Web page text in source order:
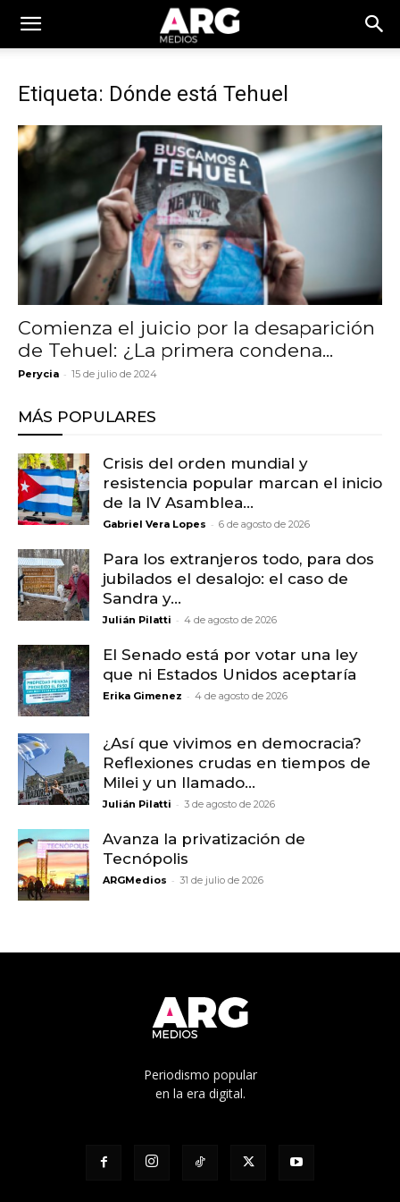
Etiqueta: Dónde está Tehuel
Comienza el juicio por la desaparición
de Tehuel: ¿La primera condena...
Perycia - 15 de julio de 2024
MÁS POPULARES
Crisis del orden mundial y
resistencia popular marcan el inicio
de la IV Asamblea...
Gabriel Vera Lopes - 6 de agosto de 2026
Para los extranjeros todo, para dos
jubilados el desalojo: el caso de
Sandra y...
Julián Pilatti - 4 de agosto de 2026
El Senado está por votar una ley
que ni Estados Unidos aceptaría
Erika Gimenez - 4 de agosto de 2026
¿Así que vivimos en democracia?
Reflexiones crudas en tiempos de
Milei y un llamado...
Julián Pilatti - 3 de agosto de 2026
Avanza la privatización de
Tecnópolis
ARGMedios - 31 de julio de 2026
Periodismo popular
en la era digital.